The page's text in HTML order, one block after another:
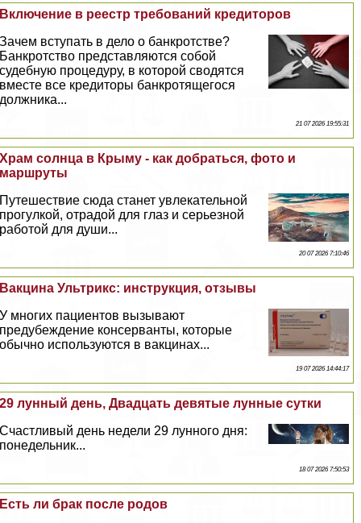
Включение в реестр требований кредиторов
Зачем вступать в дело о банкротстве?
Банкротство представляются собой
судебную процедуру, в которой сводятся
вместе все кредиторы банкротящегося
должника...
21 07 2026 19:55:31
Храм солнца в Крыму - как добраться, фото и
маршруты
Путешествие сюда станет увлекательной
прогулкой, отрадой для глаз и серьезной
работой для души...
20 07 2026 7:10:46
Вакцина Ультрикс: инструкция, отзывы
У многих пациентов вызывают
предубеждение консерванты, которые
обычно используются в вакцинах...
19 07 2026 14:44:17
29 лунный день, Двадцать девятые лунные сутки
Счастливый день недели 29 лунного дня:
понедельник...
18 07 2026 7:50:53
Есть ли бpaк после родов